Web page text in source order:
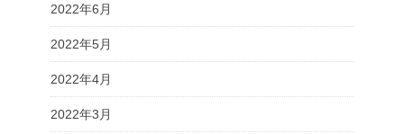
2022年6月
2022年5月
2022年4月
2022年3月